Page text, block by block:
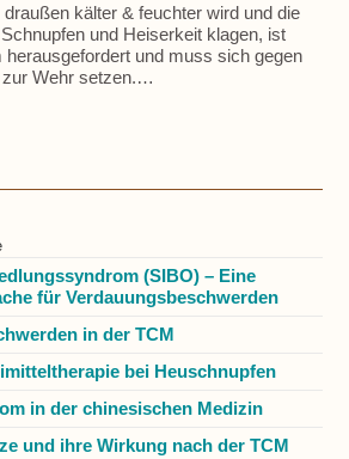
kälter & feuchter wird und die
und Heiserkeit klagen, ist
und muss sich gegen
zur Wehr setzen.…
(SIBO) – Eine
für Verdauungsbeschwerden
in der TCM
bei Heuschnupfen
in der chinesischen Medizin
und ihre Wirkung nach der TCM